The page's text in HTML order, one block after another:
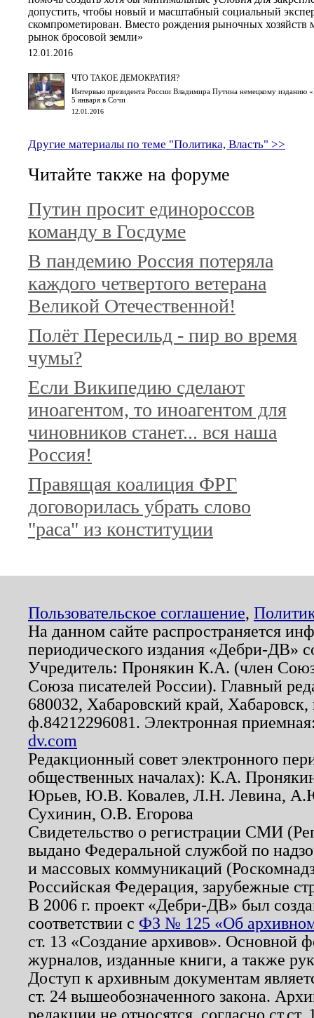
допустить, чтобы новый и масштабный социальный
скомпрометирован. Вместо рождения рыночных хозяйств
рынок бросовой земли»
12.01.2016
ЧТО ТАКОЕ ДЕМОКРАТИЯ?
Интервью президента России Владимира Путина немецкому изданию
5 января в Сочи
12.01.2016
Другие материалы по теме "Политика, Власть" >>
Читайте также на форуме
Путин просит единороссов
команду в Госдуме
В пандемию Россия потеряла
каждого четвертого ветерана
Великой Отечественной!
Полёт Пересильд - пир во время
чумы?
Если Википедию сделают
иноагентом, то иноагентом для
чиновников станет... вся наша
Россия!
Правящая коалиция ФРГ
договорилась убрать слово
"раса" из конституции
Пользовательское соглашение,
На данном сайте распространяется
периодического издания «Дебри-ДВ»
Учредитель: Пронякин К.А. (член
Союза писателей России). Главный
680032, Хабаровский край,
ф.84212296081. Электронная
dv.com
Редакционный совет электронного
общественных началах): К.А.
Юрьев, Ю.В. Ковалев, Л.Н. Левина,
Сухинин, О.В. Егорова
Свидетельство о регистрации СМИ
выдано Федеральной службой по
и массовых коммуникаций
Российская Федерация, зарубежные
В 2006 г. проект «Дебри-ДВ» был
соответствии с ФЗ № 125 «Об
ст. 13 «Создание архивов». Основной
журналов, изданные книги, а также
Доступ к архивным документам
ст. 24 вышеобозначенного закона.
редакции не относятся, согласно